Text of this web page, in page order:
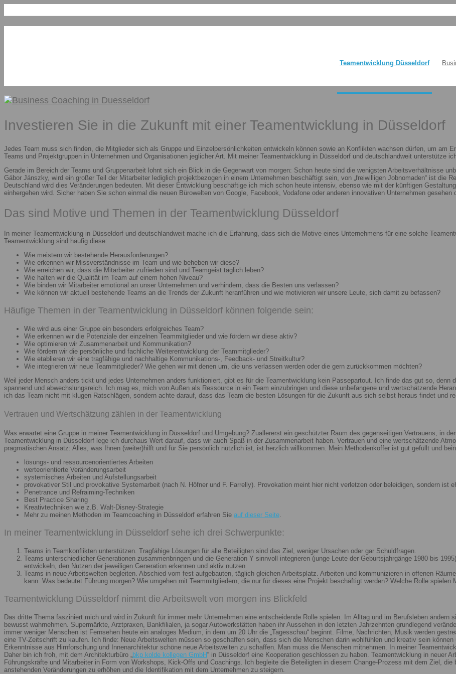
Teamentwicklung Düsseldorf
Investieren Sie in die Zukunft mit einer Teamentwicklung in Düsseldorf
Jedes Team muss sich finden, die Mitglieder sich als Gruppe und Einzelpersönlichkeiten entwickeln können sowie an Konflikten wachsen dürfen, um am
Teams und Projektgruppen in Unternehmen und Organisationen jeglicher Art. Mit meiner Teamentwicklung in Düsseldorf und deutschlandweit unterstütze
Gerade im Bereich der Teams und Gruppenarbeit lohnt sich ein Blick in die Gegenwart von morgen: Schon heute sind die wenigsten Arbeitsverhältnisse
Gábor Jánszky, wird ein großer Teil der Mitarbeiter lediglich projektbezogen in einem Unternehmen beschäftigt sein, von „freiwilligen Jobnomaden“ ist die
Deutschland wird dies Veränderungen bedeuten. Mit dieser Entwicklung beschäftige ich mich schon heute intensiv, ebenso wie mit der künftigen
einhergehen wird. Sicher haben Sie schon einmal die neuen Bürowelten von Google, Facebook, Vodafone oder anderen innovativen Unternehmen gesehen
Das sind Motive und Themen in der Teamentwicklung Düsseldorf
In meiner Teamentwicklung in Düsseldorf und deutschlandweit mache ich die Erfahrung, dass sich die Motive eines Unternehmens für eine solche
Teamentwicklung sind häufig diese:
Wie meistern wir bestehende Herausforderungen?
Wie erkennen wir Missverständnisse im Team und wie beheben wir diese?
Wie erreichen wir, dass die Mitarbeiter zufrieden sind und Teamgeist täglich leben?
Wie halten wir die Qualität im Team auf einem hohen Niveau?
Wie binden wir Mitarbeiter emotional an unser Unternehmen und verhindern, dass die Besten uns verlassen?
Wie können wir aktuell bestehende Teams an die Trends der Zukunft heranführen und wie motivieren wir unsere Leute, sich damit zu befassen?
Häufige Themen in der Teamentwicklung in Düsseldorf können folgende sein:
Wie wird aus einer Gruppe ein besonders erfolgreiches Team?
Wie erkennen wir die Potenziale der einzelnen Teammitglieder und wie fördern wir diese aktiv?
Wie optimieren wir Zusammenarbeit und Kommunikation?
Wie fördern wir die persönliche und fachliche Weiterentwicklung der Teammitglieder?
Wie etablieren wir eine tragfähige und nachhaltige Kommunikations-, Feedback- und Streitkultur?
Wie integrieren wir neue Teammitglieder? Wie gehen wir mit denen um, die uns verlassen werden oder die gern zurückkommen möchten?
Weil jeder Mensch anders tickt und jedes Unternehmen anders funktioniert, gibt es für die Teamentwicklung kein Passepartout. Ich finde das gut so,
spannend und abwechslungsreich. Ich mag es, mich von Außen als Ressource in ein Team einzubringen und diese unbefangene und wertschätzende
ich das Team nicht mit klugen Ratschlägen, sondern achte darauf, dass das Team die besten Lösungen für die Zukunft aus sich selbst heraus findet und
Vertrauen und Wertschätzung zählen in der Teamentwicklung
Was erwartet eine Gruppe in meiner Teamentwicklung in Düsseldorf und Umgebung? Zuallererst ein geschützter Raum des gegenseitigen Vertrauens, in
Teamentwicklung in Düsseldorf lege ich durchaus Wert darauf, dass wir auch Spaß in der Zusammenarbeit haben. Vertrauen und eine wertschätzende
pragmatischen Ansatz: Alles, was Ihnen (weiter)hilft und für Sie persönlich nützlich ist, ist herzlich willkommen. Mein Methodenkoffer ist gut gefüllt und
lösungs- und ressourcenorientiertes Arbeiten
werteorientierte Veränderungsarbeit
systemisches Arbeiten und Aufstellungsarbeit
provokativer Stil und provokative Systemarbeit (nach N. Höfner und F. Farrelly). Provokation meint hier nicht verletzen oder beleidigen, sondern ist
Penetrance und Refraiming-Techniken
Best Practice Sharing
Kreativtechniken wie z.B. Walt-Disney-Strategie
Mehr zu meinen Methoden im Teamcoaching in Düsseldorf erfahren Sie auf dieser Seite.
In meiner Teamentwicklung in Düsseldorf sehe ich drei Schwerpunkte:
Teams in Teamkonflikten unterstützen. Tragfähige Lösungen für alle Beteiligten sind das Ziel, weniger Ursachen oder gar Schuldfragen.
Teams unterschiedlicher Generationen zusammenbringen und die Generation Y sinnvoll integrieren (junge Leute der Geburtsjahrgänge 1980 bis
entwickeln, den Nutzen der jeweiligen Generation erkennen und aktiv nutzen
Teams in neue Arbeitswelten begleiten. Abschied vom fest aufgebauten, täglich gleichen Arbeitsplatz. Arbeiten und kommunizieren in offenen
kann. Was bedeutet Führung morgen? Wie umgehen mit Teammitgliedern, die nur für dieses eine Projekt beschäftigt werden? Welche Rolle spielen
Teamentwicklung Düsseldorf nimmt die Arbeitswelt von morgen ins Blickfeld
Das dritte Thema fasziniert mich und wird in Zukunft für immer mehr Unternehmen eine entscheidende Rolle spielen. Im Alltag und im Berufsleben
bewusst wahrnehmen. Supermärkte, Arztpraxen, Bankfilialen, ja sogar Autowerkstätten haben ihr Aussehen in den letzten Jahrzehnten grundlegend
immer weniger Menschen ist Fernsehen heute ein analoges Medium, in dem um 20 Uhr die „Tagesschau“ beginnt. Filme, Nachrichten, Musik werden
eine TV-Zeitschrift zu kaufen. Ich finde: Neue Arbeitswelten müssen so geschaffen sein, dass sich die Menschen darin wohlfühlen und kreativ sein
Erkenntnisse aus Hirnforschung und Innenarchitektur schöne neue Arbeitswelten zu schaffen. Man muss die Menschen mitnehmen. In meiner
Daher bin ich froh, mit dem Architekturbüro „bkp kolde kollegen GmbH“ in Düsseldorf eine Kooperation geschlossen zu haben. Teamentwicklung in neuer
Führungskräfte und Mitarbeiter in Form von Workshops, Kick-Offs und Coachings. Ich begleite die Beteiligten in diesem Change-Prozess mit dem Ziel,
anstehenden Veränderungen zu erhöhen und die Identifikation mit dem Unternehmen zu steigern.